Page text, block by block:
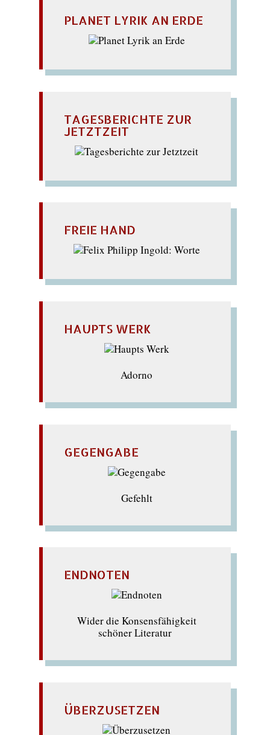
PLANET LYRIK AN ERDE
TAGESBERICHTE ZUR
JETZTZEIT
FREIE HAND
HAUPTS WERK
Adorno
GEGENGABE
Gefehlt
ENDNOTEN
Wider die Konsensfähigkeit
schöner Literatur
ÜBERZUSETZEN